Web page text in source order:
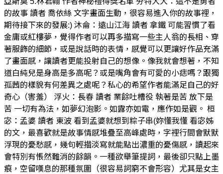
的故事 讀者 喬依絲 文字畫面生動，很容易進入你的故事裡，
期待接下來的發展:) 沐侖：遠山江海 讀者 拿鐵 可能習慣了看
金庸或紅樓夢，覺得作者可以再多描寫一些主人翁的長相、穿
著服飾的細節，或是說話時的表情，感覺可以更讓好作品充滿
了畫面感，讓讀者更能投射自己的想像。像我就會想著，不知
道白純兒是身高是多高呢？或是嘴角會有可愛的小痣嗎？跟獨
孤茜的樣貌有何差異之處呢？私心的希望作者能滿足自己的好
奇心（害羞） 浮火：長春 讀者 業餘吐槽役 執著是苦 放下是
苦 一切有為法，如夢幻泡影。如露亦如電，應作如是觀。 桓
宓：孟婆 讀者 東波 看到孟婆就想到粽子串(妳懂我懂 看宓姊
的文，最喜歡就是故事情感堆疊至高峰處時，字裡行間會默默
浮現的憂愁感，幾句輕描淡寫就能點出濃重的憂傷感，讀起來
會特別有悵然難消的餘韻。一種欲舉筆提詞，最後卻只點上墨
痕，空留嘆息的那種氛圍（很容易詞窮不會形容）尤其是女主